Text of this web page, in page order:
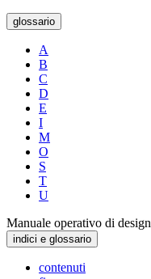
glossario
A
B
C
D
E
I
M
O
S
T
U
Manuale operativo di design
indici e glossario
contenuti